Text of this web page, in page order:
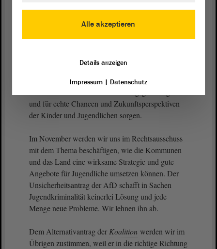
der emotionalen Unbeteiligtheit. Hierbei gilt es
anzusetzen und nicht bei den Sicherheitsdiensten.
Verbesserung der finanziellen Situation von vielen
Familien in Sachsen-Anhalt führen wird. Als Land
und für echte Chancen und Zukunftsperspektiven
der Kinder und Jugendlichen sorgen.
Im November werden wir uns im Rechtsausschuss
mit dem Thema beschäftigen, wie die Kommunen
und das Land eine wirksame Strategie und gute
Angebote für Jugendliche umsetzen können. Der
Unsicherheitsantrag der AfD schafft in Sachen
Jugendkriminalität keinerlei Lösung und jede
Menge neue Probleme. Wir lehnen ihn ab.
Dem Alternativantrag der Koalition werden wir im
Übrigen zustimmen, weil er in die richtige Richtung
Alle akzeptieren
Details anzeigen
Impressum| Datenschutz